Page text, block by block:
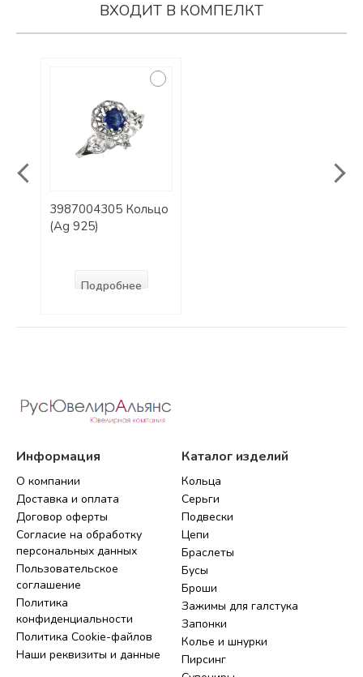
ВХОДИТ В КОМПЕЛКТ
3987004305 Кольцо
(Ag 925)
Подробнее
Информация
О компании
Доставка и оплата
Договор оферты
Согласие на обработку
персональных данных
Пользовательское
соглашение
Политика
конфиденциальности
Политика Cookie-файлов
Наши реквизиты и данные
Каталог изделий
Кольца
Серьги
Подвески
Цепи
Браслеты
Бусы
Броши
Зажимы для галстука
Запонки
Колье и шнурки
Пирсинг